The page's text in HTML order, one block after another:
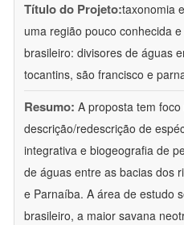
Título do Projeto:taxonomia
uma região pouco conhecida
brasileiro: divisores de águas
tocantins, são francisco e
Resumo: A proposta tem
descrição/redescrição de
integrativa e biogeografia de
de águas entre as bacias dos
e Parnaíba. A área de estudo
brasileiro, a maior savana